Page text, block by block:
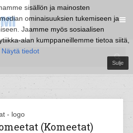
sisällön ja mainosten
ominaisuuksien tukemiseen ja
Jaamme myös sosiaalisen
alan kumppaneillemme tietoa siitä,
Näytä tiedot
Sulje
(Komeetat)